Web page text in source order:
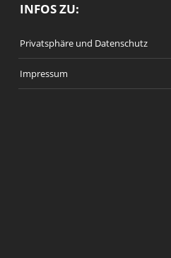
INFOS ZU:
Privatsphäre und Datenschutz
Impressum